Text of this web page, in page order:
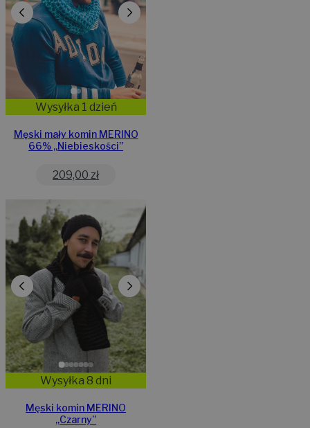
Wysyłka 1 dzień
Męski mały komin MERINO
66% „Niebieskości”
209,00 zł
Wysyłka 8 dni
Męski komin MERINO
„Czarny”